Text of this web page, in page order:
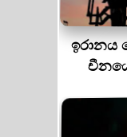
ඉරානය